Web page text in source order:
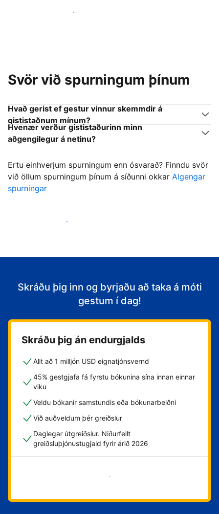
Ganga til liðs við aðra gestgjafa
Svör við spurningum þínum
Hvað gerist ef gestur vinnur skemmdir á
gististaðnum mínum?
Hvenær verður gististaðurinn minn
aðgengilegur á netinu?
Ertu einhverjum spurningum enn ósvarað? Finndu svör
við öllum spurningum þínum á síðunni okkar Algengar
spurningar
Byrja að taka á móti gestum
Skráðu þig inn og byrjaðu að taka á móti
gestum í dag!
Skráðu þig án endurgjalds
Allt að 1 milljón USD eignatjónsvernd
45% gestgjafa fá fyrstu bókunina sína innan einnar
viku
Veldu bókanir samstundis eða bókunarbeiðni
Við auðveldum þér greiðslur
Daglegar útgreiðslur. Niðurfellt
greiðsluþjónustugjald fyrir árið 2026
Byrja núna